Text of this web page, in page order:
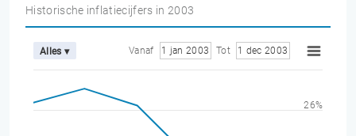
Historische inflatiecijfers in 2003
Alles ▾ Vanaf 1 jan 2003 Tot 1 dec 2003
26%